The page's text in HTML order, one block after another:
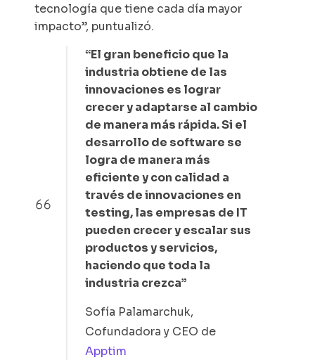
tecnología que tiene cada día mayor
impacto”, puntualizó.
“El gran beneficio que la
industria obtiene de las
innovaciones es lograr
crecer y adaptarse al cambio
de manera más rápida. Si el
desarrollo de software se
logra de manera más
eficiente y con calidad a
través de innovaciones en
testing, las empresas de IT
pueden crecer y escalar sus
productos y servicios,
haciendo que toda la
industria crezca”
Sofía Palamarchuk,
Cofundadora y CEO de
Apptim